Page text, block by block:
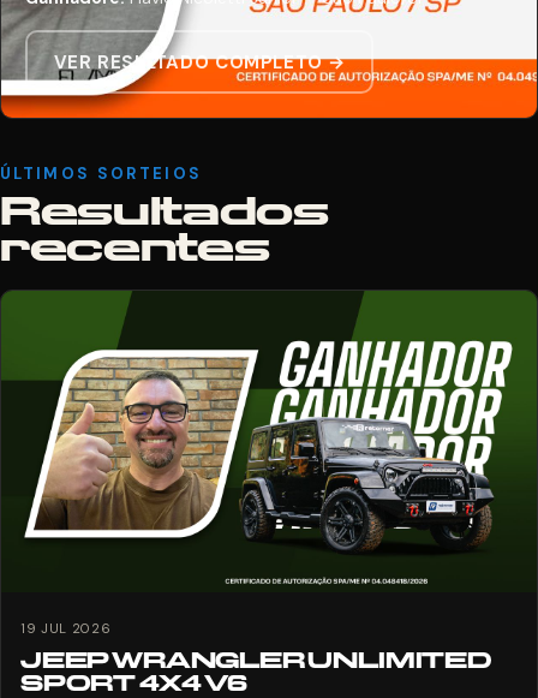
VER RESULTADO COMPLETO →
ÚLTIMOS SORTEIOS
Resultados
recentes
19 JUL 2026
JEEP WRANGLER UNLIMITED
SPORT 4X4 V6